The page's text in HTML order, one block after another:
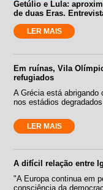
Getúlio e Lula:
de duas Eras.
LER MAIS
Em ruínas, Vila
refugiados
A Grécia está abrigando
nos estádios
LER MAIS
A difícil relação entre
"A Europa continua em
consciência da